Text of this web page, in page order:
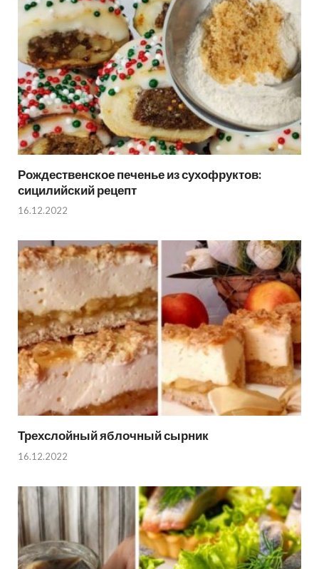
Рождественское печенье из сухофруктов:
сицилийский рецепт
16.12.2022
Трехслойный яблочный сырник
16.12.2022